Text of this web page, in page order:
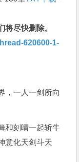
将尽快删除。
620600-1-
，一人一剑所向
和刻晴一起斩牛
意化天剑斗天